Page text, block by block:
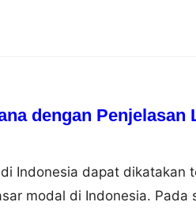
dimana dalam hal ini
dan mengembangkan
dengan Penjelasan
di Indonesia dapat dikatakan
modal di Indonesia.